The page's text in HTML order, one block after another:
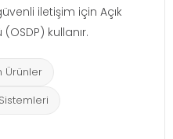
iletişim için Açık
kullanır.
Ürünler